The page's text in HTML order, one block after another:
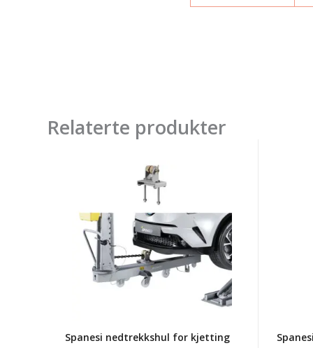
Relaterte produkter
kjetting
mini-
multibench
Spanesi nedtrekkshul for kjetting